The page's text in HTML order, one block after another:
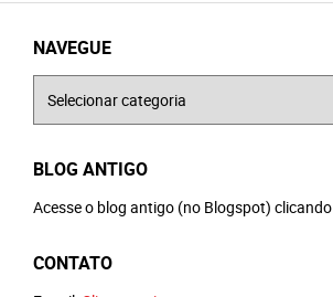
NAVEGUE
BLOG ANTIGO
Acesse o blog antigo (no Blogspot) clicando
CONTATO